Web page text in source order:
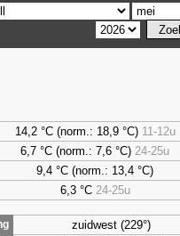
14,2 °C (norm.: 18,9 °C) 11-12u
6,7 °C (norm.: 7,6 °C) 24-25u
9,4 °C (norm.: 13,4 °C)
6,3°C 24-25u
zuidwest (229°)